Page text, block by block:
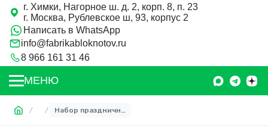
г. Химки, Нагорное ш. д. 2, корп. 8, п. 23
г. Москва, Рублевское ш, 93, корпус 2
Написать в WhatsApp
info@fabrikabloknotov.ru
8 966 161 31 46
МЕНЮ
/ / Набор праздничных масок «Новый год!» в ассортименте.